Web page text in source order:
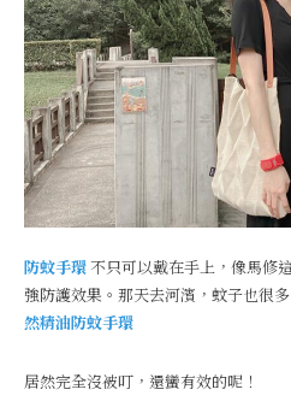
防蚊手環不只可以戴在手上，像馬修
強防護效果。那天去河濱，蚊子也很
然精油防蚊手環
居然完全沒被叮，還蠻有效的呢！